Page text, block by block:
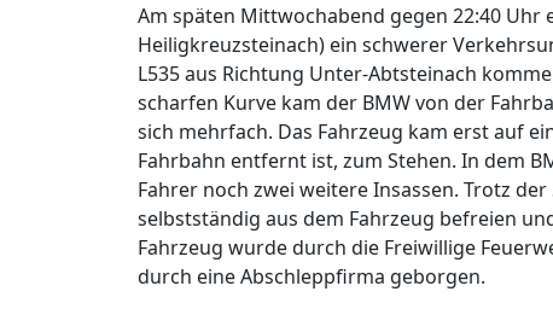
Am späten Mittwochabend gegen 22:40 Uhr
Heiligkreuzsteinach) ein schwerer
L535 aus Richtung Unter-Abtsteinach
scharfen Kurve kam der BMW von der
sich mehrfach. Das Fahrzeug kam erst auf
Fahrbahn entfernt ist, zum Stehen. In dem
Fahrer noch zwei weitere Insassen. Trotz
selbstständig aus dem Fahrzeug befreien
Fahrzeug wurde durch die Freiwillige
durch eine Abschleppfirma geborgen.